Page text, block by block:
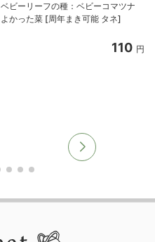
ベビーリーフの種：ベビーコマツナ
よかった菜 [周年まき可能 タネ]
110 円